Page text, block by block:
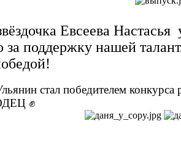
Евсеева Настасья
за поддержку нашей
стал победителем
✊